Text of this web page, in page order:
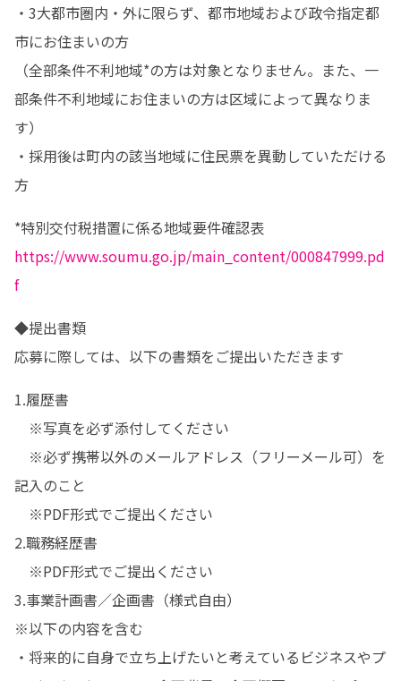
・3大都市圏内・外に限らず、都市地域および政令指定都
市にお住まいの方
（全部条件不利地域*の方は対象となりません。また、一
部条件不利地域にお住まいの方は区域によって異なりま
す）
・採用後は町内の該当地域に住民票を異動していただける
方
https://www.soumu.go.jp/main_content/000847999.pd
f
◆提出書類
応募に際しては、以下の書類をご提出いただきます
1.履歴書
※写真を必ず添付してください
※必ず携帯以外のメールアドレス（フリーメール可）を
記入のこと
※PDF形式でご提出ください
2.職務経歴書
※PDF形式でご提出ください
3.事業計画書／企画書（様式自由）
※以下の内容を含む
・将来的に自身で立ち上げたいと考えているビジネスやプ